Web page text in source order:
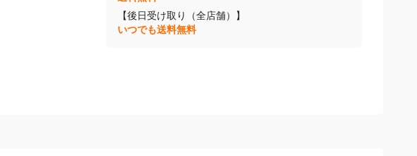
送料無料
【後日受け取り（全店舗）】